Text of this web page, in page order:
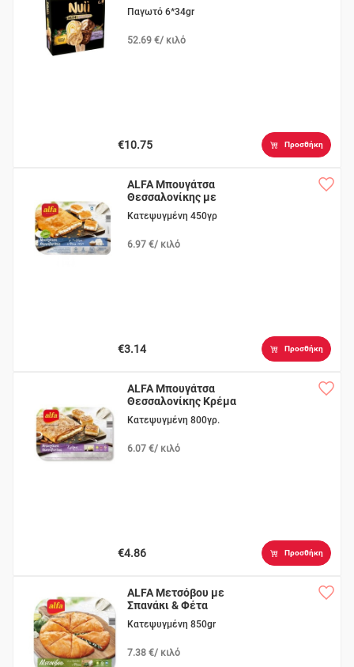
Παγωτό 6*34gr
52.69 €/ κιλό
€10.75 Προσθήκη
ALFA Μπουγάτσα
Θεσσαλονίκης με
Τυρί
Κατεψυγμένη 450γρ
6.97 €/ κιλό
€3.14 Προσθήκη
ALFA Μπουγάτσα
Θεσσαλονίκης Κρέμα
Κατεψυγμένη 800γρ.
6.07 €/ κιλό
€4.86 Προσθήκη
ALFA Μετσόβου με
Σπανάκι & Φέτα
Κατεψυγμένη 850gr
7.38 €/ κιλό